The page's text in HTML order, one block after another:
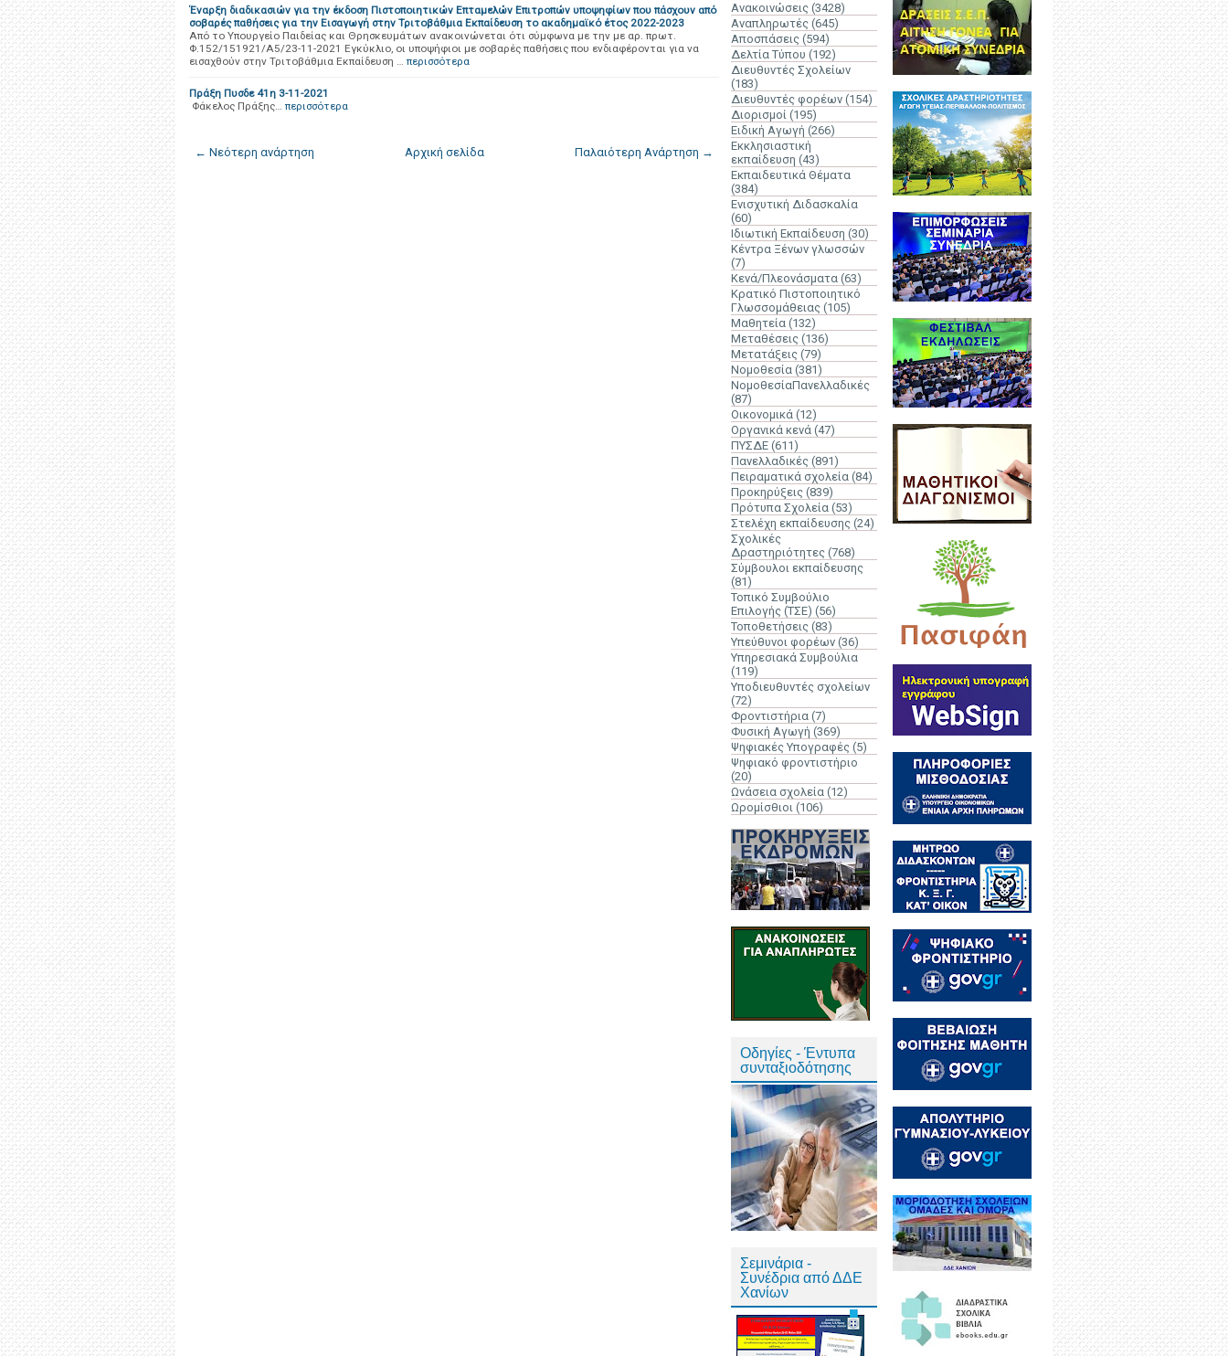
Έναρξη διαδικασιών για την έκδοση Πιστοποιητικών Επταμελών Επιτροπών υποψηφίων που πάσχουν από
σοβαρές παθήσεις για την Εισαγωγή στην Τριτοβάθμια Εκπαίδευση το ακαδημαϊκό έτος 2022-2023
Από το Υπουργείο Παιδείας και Θρησκευμάτων ανακοινώνεται ότι σύμφωνα με την με αρ. πρωτ.
Φ.152/151921/Α5/23-11-2021 Εγκύκλιο, οι υποψήφιοι με σοβαρές παθήσεις που ενδιαφέρονται για να
εισαχθούν στην Τριτοβάθμια Εκπαίδευση … περισσότερα
Πράξη Πυσδε 41η 3-11-2021
Φάκελος Πράξης… περισσότερα
← Νεότερη ανάρτηση Παλαιότερη Ανάρτηση →
Αρχική σελίδα
Ανακοινώσεις (3428)
Αναπληρωτές (645)
Αποσπάσεις (594)
Δελτία Τύπου (192)
Διευθυντές Σχολείων
(183)
Διευθυντές φορέων (154)
Διορισμοί (195)
Ειδική Αγωγή (266)
Εκκλησιαστική
εκπαίδευση (43)
Εκπαιδευτικά Θέματα
(384)
Ενισχυτική Διδασκαλία
(60)
Ιδιωτική Εκπαίδευση (30)
Κέντρα Ξένων γλωσσών
(7)
Κενά/Πλεονάσματα (63)
Κρατικό Πιστοποιητικό
Γλωσσομάθειας (105)
Μαθητεία (132)
Μεταθέσεις (136)
Μετατάξεις (79)
Νομοθεσία (381)
ΝομοθεσίαΠανελλαδικές
(87)
Οικονομικά (12)
Οργανικά κενά (47)
ΠΥΣΔΕ (611)
Πανελλαδικές (891)
Πειραματικά σχολεία (84)
Προκηρύξεις (839)
Πρότυπα Σχολεία (53)
Στελέχη εκπαίδευσης (24)
Σχολικές
Δραστηριότητες (768)
Σύμβουλοι εκπαίδευσης
(81)
Τοπικό Συμβούλιο
Επιλογής (ΤΣΕ) (56)
Τοποθετήσεις (83)
Υπεύθυνοι φορέων (36)
Υπηρεσιακά Συμβούλια
(119)
Υποδιευθυντές σχολείων
(72)
Φροντιστήρια (7)
Φυσική Αγωγή (369)
Ψηφιακές Υπογραφές (5)
Ψηφιακό φροντιστήριο
(20)
Ωνάσεια σχολεία (12)
Ωρομίσθιοι (106)
Οδηγίες - Έντυπα
συνταξιοδότησης
Σεμινάρια -
Συνέδρια από ΔΔΕ
Χανίων